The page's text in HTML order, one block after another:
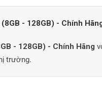
- 128GB) - Chính
- 128GB) - Chính Hãng
trường.